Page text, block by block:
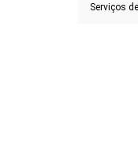
Serviços